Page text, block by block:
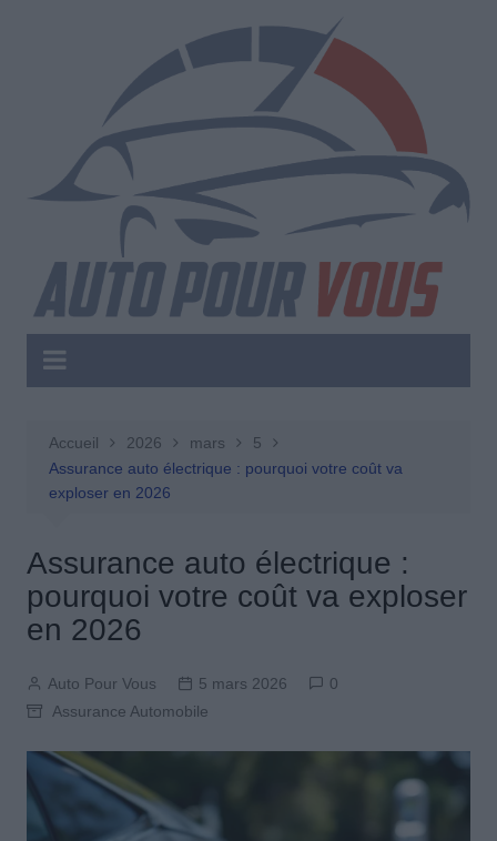
Accueil 2026 mars
5
Assurance auto électrique : pourquoi votre coût va
exploser en 2026
Assurance auto électrique :
pourquoi votre coût va exploser
en 2026
Auto Pour Vous 5 mars 2026
0
Assurance Automobile